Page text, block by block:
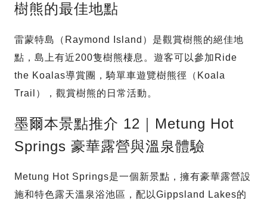
樹熊的最佳地點
雷蒙特島（Raymond Island）是觀賞樹熊的絕佳地
點，島上有近200隻樹熊棲息。遊客可以參加Ride
the Koalas導賞團，騎單車遊覽樹熊徑（Koala
Trail），觀賞樹熊的日常活動。
墨爾本景點推介 12｜Metung Hot
Springs 豪華露營與溫泉體驗
Metung Hot Springs是一個新景點，擁有豪華露營設
施和特色露天溫泉浴池區，配以Gippsland Lakes的